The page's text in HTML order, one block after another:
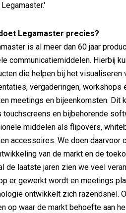
Legamaster precies?
is al meer dan 60 jaar
communicatiemiddelen. Hierbij
die helpen bij het visualiseren
vergaderingen, workshops
meetings en bijeenkomsten. Dit
touchscreens en bijbehorende
middelen als flipovers,
accessoires. We doen daarvoor
van de markt en de
de laatste jaren zien we veel
er gewerkt wordt en meetings
ontwikkelt zich razendsnel.
op waar de markt behoefte aan